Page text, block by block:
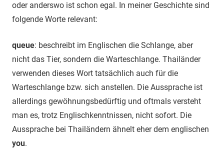
oder anderswo ist schon egal. In meiner Geschichte sind
folgende Worte relevant:
queue: beschreibt im Englischen die Schlange, aber
nicht das Tier, sondern die Warteschlange. Thailänder
verwenden dieses Wort tatsächlich auch für die
Warteschlange bzw. sich anstellen. Die Aussprache ist
allerdings gewöhnungsbedürftig und oftmals versteht
man es, trotz Englischkenntnissen, nicht sofort. Die
Aussprache bei Thailändern ähnelt eher dem englischen
you.